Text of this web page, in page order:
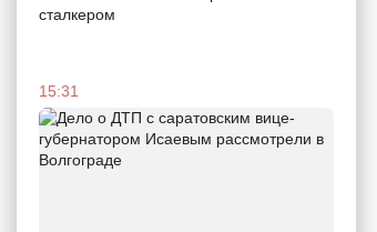
сталкером
15:31